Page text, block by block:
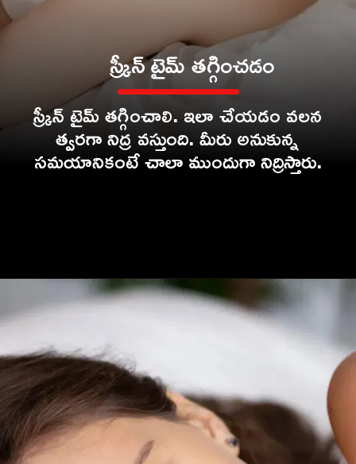
స్క్రీన్ టైమ్ తగ్గించాలి. ఇలా చేయడం వలన
త్వరగా నిద్ర వస్తుంది. మీరు అనుకున్న
స్క్రీన్ టైమ్ తగ్గించడం